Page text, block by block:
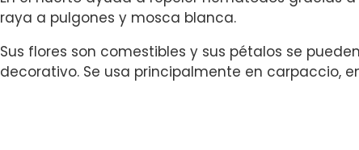
raya a pulgones y mosca blanca.
Sus flores son comestibles y sus pétalos se
decorativo. Se usa principalmente en carpaccio,